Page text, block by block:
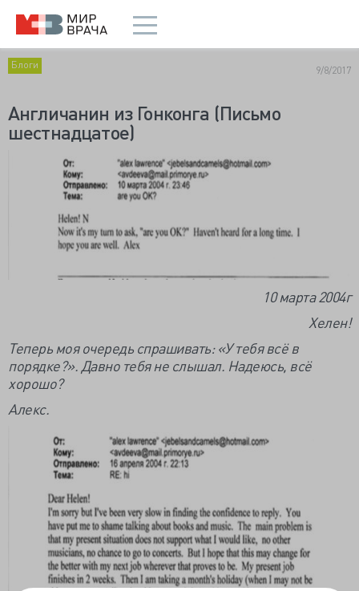
Блоги 9/8/2017
Англичанин из Гонконга (Письмо
шестнадцатое)
10 марта 2004г
Хелен!
Теперь моя очередь спрашивать: «У тебя всё в
порядке?». Давно тебя не слышал. Надеюсь, всё
хорошо?
Алекс.